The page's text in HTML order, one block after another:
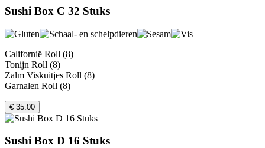
Sushi Box C 32 Stuks
Californië Roll (8)
Tonijn Roll (8)
Zalm Viskuitjes Roll (8)
Garnalen Roll (8)
€ 35.00
Sushi Box D 16 Stuks